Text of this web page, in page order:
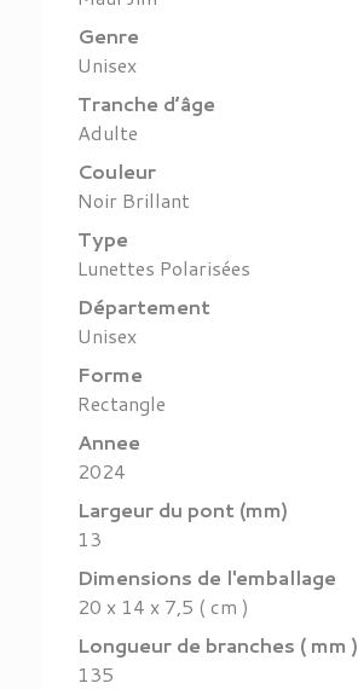
Genre
Unisex
Tranche d’âge
Adulte
Couleur
Noir Brillant
Type
Lunettes Polarisées
Département
Unisex
Forme
Rectangle
Annee
2024
Largeur du pont (mm)
13
Dimensions de l'emballage
20 x 14 x 7,5 ( cm )
Longueur de branches ( mm )
135